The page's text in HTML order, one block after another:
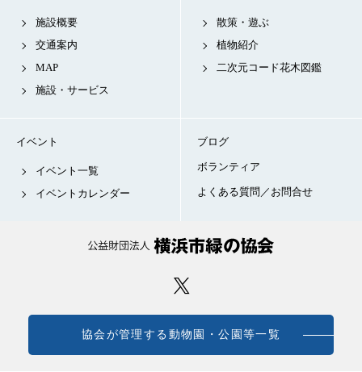
施設概要
交通案内
MAP
施設・サービス
散策・遊ぶ
植物紹介
二次元コード花木図鑑
イベント
イベント一覧
イベントカレンダー
ブログ
ボランティア
よくある質問／お問合せ
協会が管理する動物園・公園等一覧